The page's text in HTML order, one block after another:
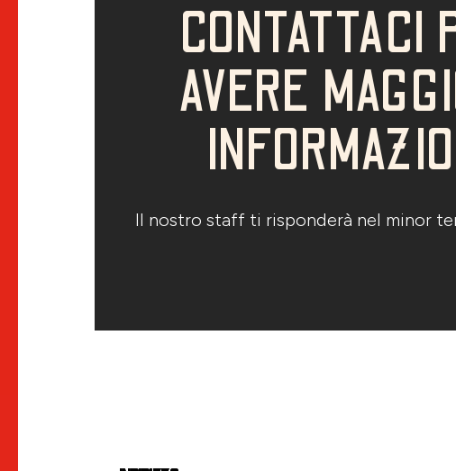
CONTATTACI
AVERE
Il nostro staff ti risponderà nel minor